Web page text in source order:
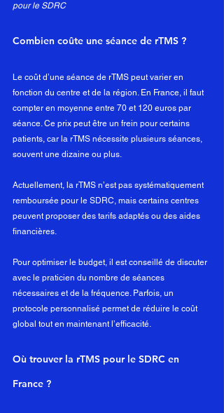
pour le SDRC
Combien coûte une séance de rTMS ?
Le coût d’une séance de rTMS peut varier en
fonction du centre et de la région. En France, il faut
compter en moyenne entre 70 et 120 euros par
séance. Ce prix peut être un frein pour certains
patients, car la rTMS nécessite plusieurs séances,
souvent une dizaine ou plus.
Actuellement, la rTMS n’est pas systématiquement
remboursée pour le SDRC, mais certains centres
peuvent proposer des tarifs adaptés ou des aides
financières.
Pour optimiser le budget, il est conseillé de discuter
avec le praticien du nombre de séances
nécessaires et de la fréquence. Parfois, un
protocole personnalisé permet de réduire le coût
global tout en maintenant l’efficacité.
Où trouver la rTMS pour le SDRC en
France ?